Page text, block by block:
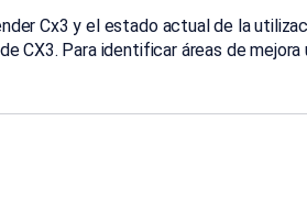
Cx3 y el estado actual de la
CX3. Para identificar áreas de